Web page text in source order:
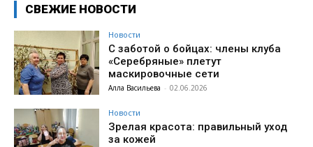
СВЕЖИЕ НОВОСТИ
Новости
С заботой о бойцах: члены клуба
«Серебряные» плетут
маскировочные сети
Алла Васильева - 02.06.2026
Новости
Зрелая красота: правильный уход
за кожей